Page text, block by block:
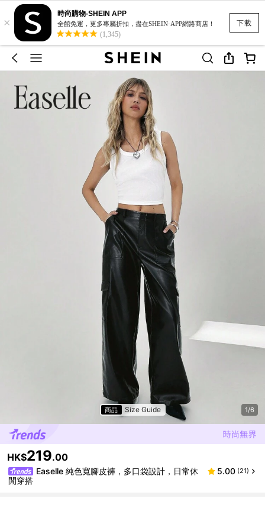
下載
×
時尚購物-SHEIN APP
全館免運，更多專屬折扣，盡在SHEIN·APP網路商店！
(1,345)
商品 Size Guide 1/6
HK$219.00
Easelle 純色寬腳皮褲，多口袋設計，日常休
閒穿搭
5.00 (21)